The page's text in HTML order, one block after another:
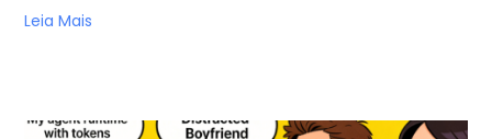
Leia Mais